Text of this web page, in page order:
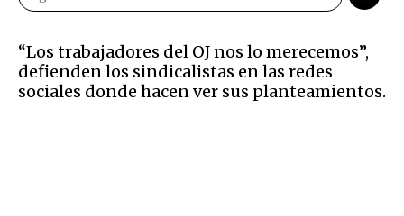
“Los trabajadores del OJ nos lo merecemos”,
defienden los sindicalistas en las redes
sociales donde hacen ver sus planteamientos.